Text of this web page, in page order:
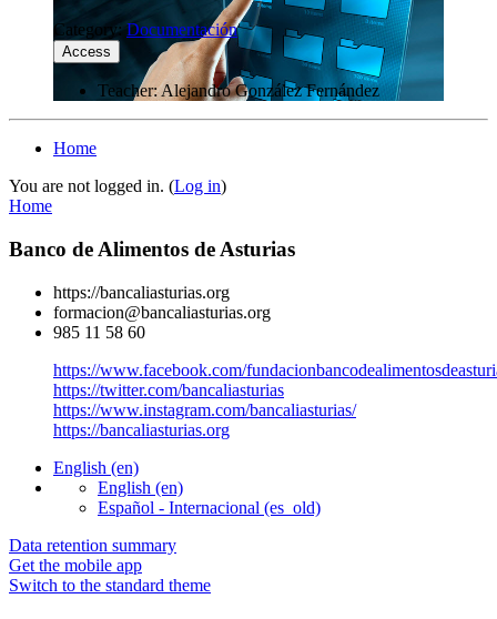
Category:Documentación
Access
Teacher: Alejandro González Fernández
Home
You are not logged in. (Log in)
Home
Banco de Alimentos de Asturias
https://bancaliasturias.org
formacion@bancaliasturias.org
985 11 58 60
https://www.facebook.com/
https://twitter.com/bancaliasturias
https://www.instagram.com/bancaliasturias/
https://bancaliasturias.org
English ‎(en)‎
English ‎(en)‎
Español - Internacional ‎(es_old)‎
Data retention summary
Get the mobile app
Switch to the standard theme